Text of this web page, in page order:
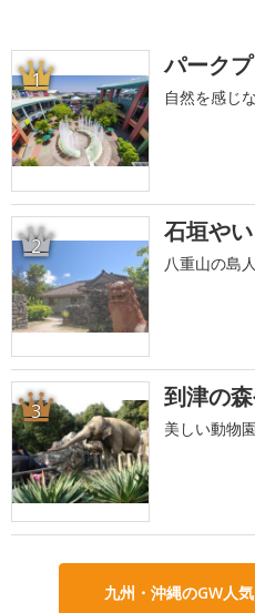
1 パーク
自然を感じ
2 石垣や
八重山の島
3 到津の
美しい動物
九州・沖縄のGW人